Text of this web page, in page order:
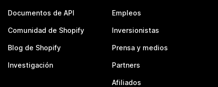
Documentos de API
Comunidad de Shopify
Blog de Shopify
Investigación
Empleos
Inversionistas
Prensa y medios
Partners
Afiliados